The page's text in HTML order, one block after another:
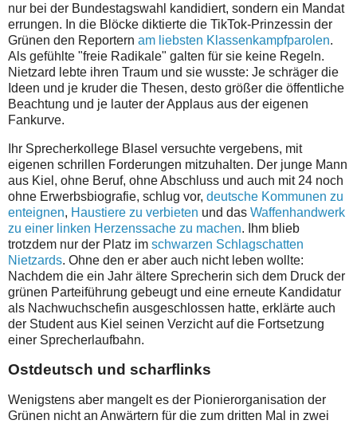
nur bei der Bundestagswahl kandidiert, sondern ein Mandat
errungen. In die Blöcke diktierte die TikTok-Prinzessin der
Grünen den Reportern am liebsten Klassenkampfparolen.
Als gefühlte "freie Radikale" galten für sie keine Regeln.
Nietzard lebte ihren Traum und sie wusste: Je schräger die
Ideen und je kruder die Thesen, desto größer die öffentliche
Beachtung und je lauter der Applaus aus der eigenen
Fankurve.
Ihr Sprecherkollege Blasel versuchte vergebens, mit
eigenen schrillen Forderungen mitzuhalten. Der junge Mann
aus Kiel, ohne Beruf, ohne Abschluss und auch mit 24 noch
ohne Erwerbsbiografie, schlug vor, deutsche Kommunen zu
enteignen, Haustiere zu verbieten und das Waffenhandwerk
zu einer linken Herzenssache zu machen. Ihm blieb
trotzdem nur der Platz im schwarzen Schlagschatten
Nietzards. Ohne den er aber auch nicht leben wollte:
Nachdem die ein Jahr ältere Sprecherin sich dem Druck der
grünen Parteiführung gebeugt und eine erneute Kandidatur
als Nachwuchschefin ausgeschlossen hatte, erklärte auch
der Student aus Kiel seinen Verzicht auf die Fortsetzung
einer Sprecherlaufbahn.
Ostdeutsch und scharflinks
Wenigstens aber mangelt es der Pionierorganisation der
Grünen nicht an Anwärtern für die zum dritten Mal in zwei